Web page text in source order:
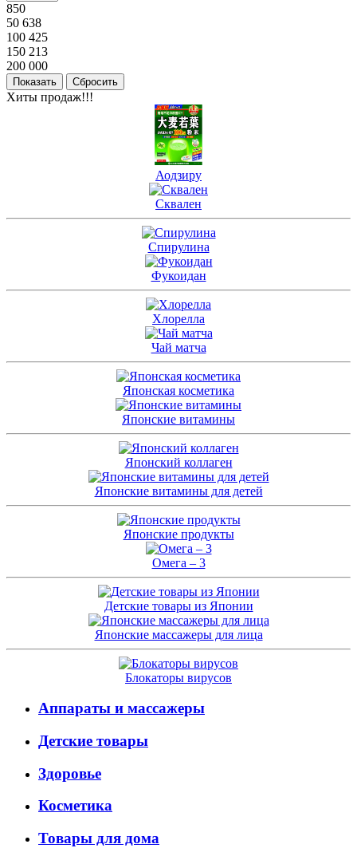
850
50 638
100 425
150 213
200 000
Хиты продаж!!!
Аодзиру
Сквален
Спирулина
Фукоидан
Хлорелла
Чай матча
Японская косметика
Японские витамины
Японский коллаген
Японские витамины для детей
Японские продукты
Омега – 3
Детские товары из Японии
Японские массажеры для лица
Блокаторы вирусов
Аппараты и массажеры
Детские товары
Здоровье
Косметика
Товары для дома